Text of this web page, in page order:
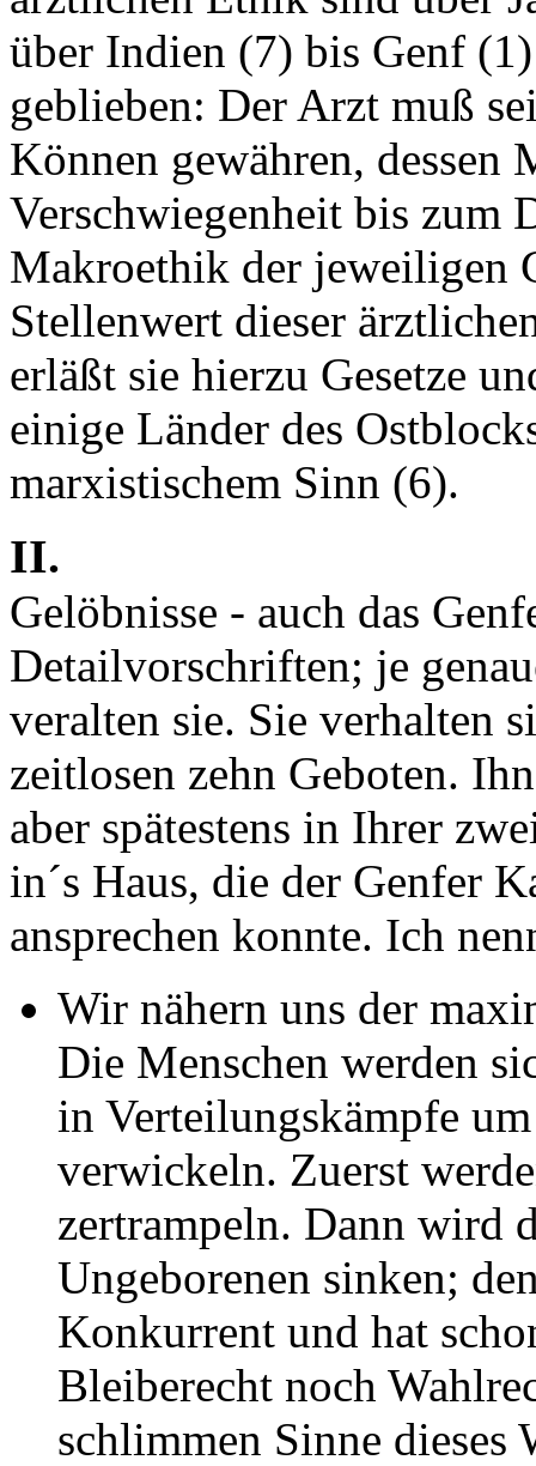
über Indien (7) bis Genf
geblieben: Der Arzt muß
Können gewähren, dessen
Verschwiegenheit bis zum
Makroethik der jeweiligen
Stellenwert dieser
erläßt sie hierzu Gesetze
einige Länder des
marxistischem Sinn (6).
II.
Gelöbnisse - auch das
Detailvorschriften; je
veralten sie. Sie verhalten
zeitlosen zehn Geboten.
aber spätestens in Ihrer
in´s Haus, die der Genfer
ansprechen konnte. Ich
Wir nähern uns der
Die Menschen werden
in Verteilungskämpfe
verwickeln. Zuerst
zertrampeln. Dann wird
Ungeborenen sinken;
Konkurrent und hat
Bleiberecht noch
schlimmen Sinne dieses